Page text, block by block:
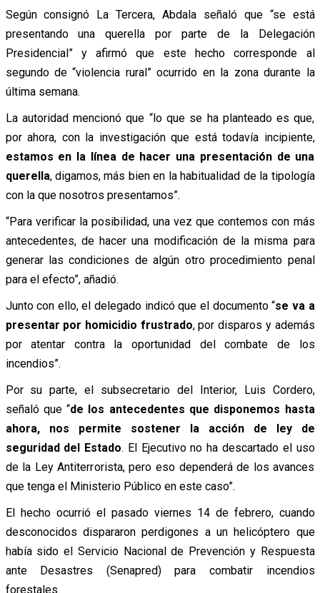
Según consignó La Tercera, Abdala señaló que “se está
presentando una querella por parte de la Delegación
Presidencial” y afirmó que este hecho corresponde al
segundo de “violencia rural” ocurrido en la zona durante la
última semana.
La autoridad mencionó que “lo que se ha planteado es que,
por ahora, con la investigación que está todavía incipiente,
estamos en la línea de hacer una presentación de una
querella, digamos, más bien en la habitualidad de la tipología
con la que nosotros presentamos”.
“Para verificar la posibilidad, una vez que contemos con más
antecedentes, de hacer una modificación de la misma para
generar las condiciones de algún otro procedimiento penal
para el efecto”, añadió.
Junto con ello, el delegado indicó que el documento “se va a
presentar por homicidio frustrado, por disparos y además
por atentar contra la oportunidad del combate de los
incendios”.
Por su parte, el subsecretario del Interior, Luis Cordero,
señaló que “de los antecedentes que disponemos hasta
ahora, nos permite sostener la acción de ley de
seguridad del Estado. El Ejecutivo no ha descartado el uso
de la Ley Antiterrorista, pero eso dependerá de los avances
que tenga el Ministerio Público en este caso”.
El hecho ocurrió el pasado viernes 14 de febrero, cuando
desconocidos dispararon perdigones a un helicóptero que
había sido el Servicio Nacional de Prevención y Respuesta
ante Desastres (Senapred) para combatir incendios
forestales.